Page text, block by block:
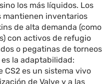
los más líquidos. Los
mantienen inventarios
de alta demanda (como
con activos de refugio
o pegatinas de torneos
la adaptabilidad:
CS2 es un sistema vivo
de Valve y a las